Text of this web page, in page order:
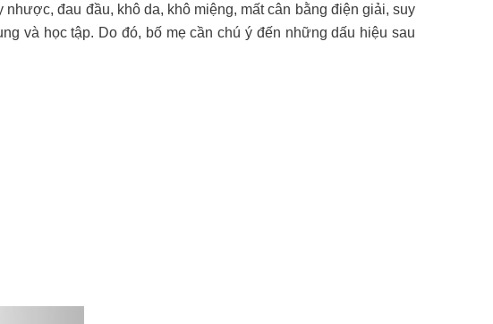
đau đầu, khô da, khô miệng, mất cân bằng điện giải, suy
và học tập. Do đó, bố mẹ cần chú ý đến những dấu hiệu sau